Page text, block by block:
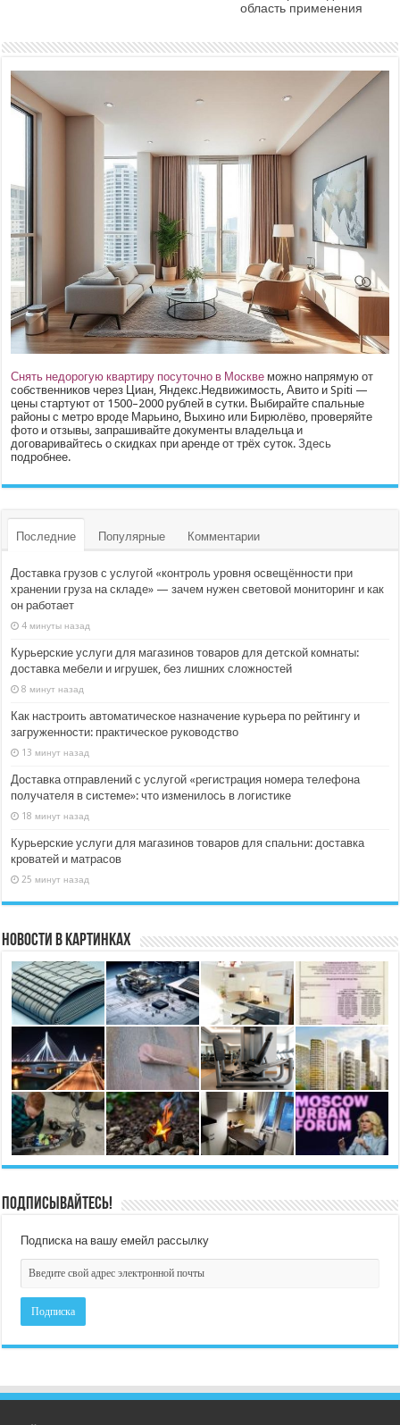
область применения
Снять недорогую квартиру посуточно в Москве можно напрямую от
собственников через Циан, Яндекс.Недвижимость, Авито и Spiti —
цены стартуют от 1500–2000 рублей в сутки. Выбирайте спальные
районы с метро вроде Марьино, Выхино или Бирюлёво, проверяйте
фото и отзывы, запрашивайте документы владельца и
договаривайтесь о скидках при аренде от трёх суток.Здесь
подробнее.
Последние Популярные Комментарии
Доставка грузов с услугой «контроль уровня освещённости при
хранении груза на складе» — зачем нужен световой мониторинг и как
он работает
4 минуты назад
Курьерские услуги для магазинов товаров для детской комнаты:
доставка мебели и игрушек, без лишних сложностей
8 минут назад
Как настроить автоматическое назначение курьера по рейтингу и
загруженности: практическое руководство
13 минут назад
Доставка отправлений с услугой «регистрация номера телефона
получателя в системе»: что изменилось в логистике
18 минут назад
Курьерские услуги для магазинов товаров для спальни: доставка
кроватей и матрасов
25 минут назад
Новости в картинках
Подписывайтесь!
Подписка на вашу емейл рассылку